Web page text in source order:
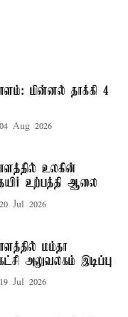
மின்னல் தாக்கி 4
04 Aug 2026
உலகின்
தயிர் உற்பத்தி ஆலை
20 Jul 2026
மம்தா
அலுவலகம் இடிப்பு
19 Jul 2026